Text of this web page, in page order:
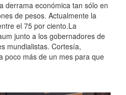
derrama económica tan sólo en
de pesos. Actualmente la
el 75 por ciento.La
junto a los gobernadores de
mundialistas. Cortesía,
poco más de un mes para que